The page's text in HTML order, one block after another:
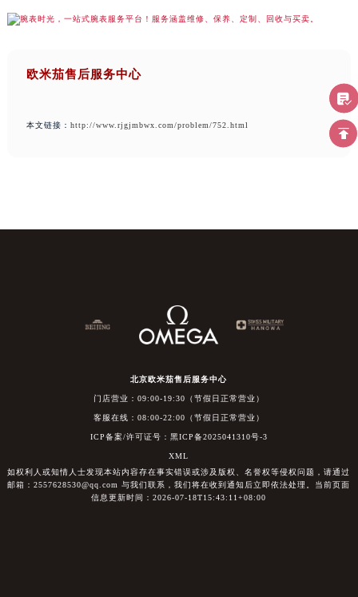
欧米茄售后服务中心
本文链接： http://www.rjgjmbwx.com/problem/752.html
北京欧米茄售后服务中心
门店营业：09:00-19:30（节假日正常营业）
客服在线：08:00-22:00（节假日正常营业）
ICP备案/许可证号：黑ICP备2025041310号-3
XML
如权利人或知情人士发现本站内容存在事实错误或涉及版权、名誉权等侵权问题，请通过
邮箱：2557628530@qq.com 与我们联系，我们将在收到通知后立即依法处理。当前页面
信息更新时间：2026-07-18T15:43:11+08:00